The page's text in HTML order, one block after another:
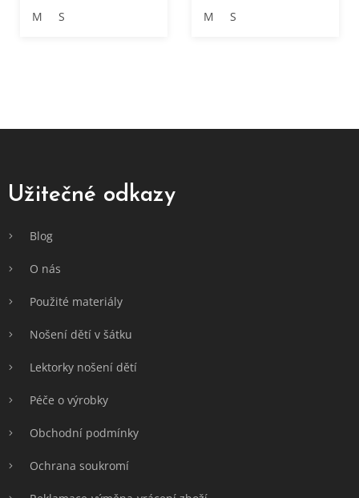
M S M S
Užitečné odkazy
Blog
O nás
Použité materiály
Nošení dětí v šátku
Lektorky nošení dětí
Péče o výrobky
Obchodní podmínky
Ochrana soukromí